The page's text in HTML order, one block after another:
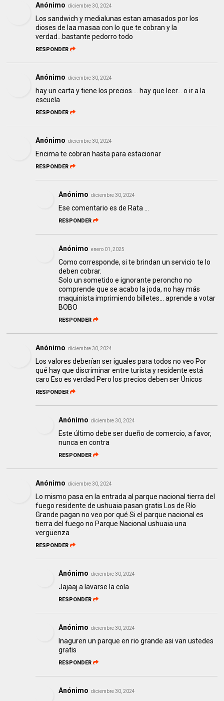
Anónimo diciembre 30, 2024
Los sandwich y medialunas estan amasados por los
dioses de laa masaa con lo que te cobran y la
verdad...bastante pedorro todo
RESPONDER
Anónimo diciembre 30, 2024
hay un carta y tiene los precios.... hay que leer... o ir a la
escuela
RESPONDER
Anónimo diciembre 30, 2024
Encima te cobran hasta para estacionar
RESPONDER
Anónimo diciembre 30, 2024
Ese comentario es de Rata …
RESPONDER
Anónimo enero 01, 2025
Como corresponde, si te brindan un servicio te lo
deben cobrar.
Solo un sometido e ignorante peroncho no
comprende que se acabo la joda, no hay más
maquinista imprimiendo billetes... aprende a votar
BOBO
RESPONDER
Anónimo diciembre 30, 2024
Los valores deberían ser iguales para todos no veo Por
qué hay que discriminar entre turista y residente está
caro Eso es verdad Pero los precios deben ser Únicos
RESPONDER
Anónimo diciembre 30, 2024
Este último debe ser dueño de comercio, a favor,
nunca en contra
RESPONDER
Anónimo diciembre 30, 2024
Lo mismo pasa en la entrada al parque nacional tierra del
fuego residente de ushuaia pasan gratis Los de Río
Grande pagan no veo por qué Si el parque nacional es
tierra del fuego no Parque Nacional ushuaia una
vergüenza
RESPONDER
Anónimo diciembre 30, 2024
Jajaaj a lavarse la cola
RESPONDER
Anónimo diciembre 30, 2024
Inaguren un parque en rio grande asi van ustedes
gratis
RESPONDER
Anónimo diciembre 30, 2024